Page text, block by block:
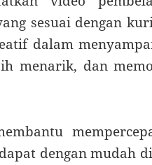
sesuai dengan
dalam
menarik, dan
dengan mudah